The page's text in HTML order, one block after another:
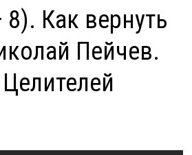
Как вернуть
Пейчев.